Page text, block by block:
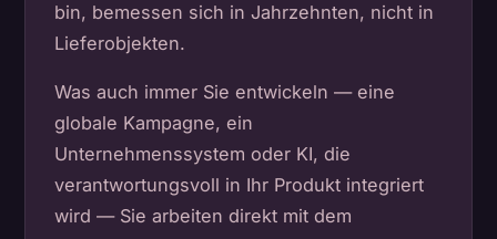
bin, bemessen sich in Jahrzehnten, nicht in
Lieferobjekten.
Was auch immer Sie entwickeln — eine
globale Kampagne, ein
Unternehmenssystem oder KI, die
verantwortungsvoll in Ihr Produkt integriert
wird — Sie arbeiten direkt mit dem